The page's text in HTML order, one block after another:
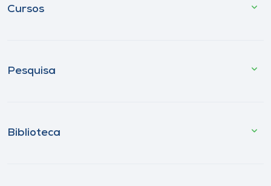
Cursos
Pesquisa
Biblioteca